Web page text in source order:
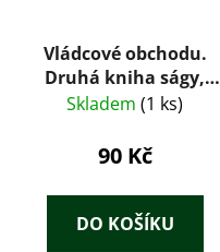
Vládcové obchodu.
Druhá kniha ságy,
Ztracená rodina
Skladem (1 ks)
90 Kč
DO KOŠÍKU